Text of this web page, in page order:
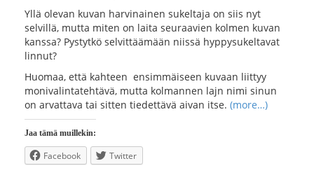
Yllä olevan kuvan harvinainen sukeltaja on siis nyt
selvillä, mutta miten on laita seuraavien kolmen kuvan
kanssa? Pystytkö selvittäämään niissä hyppysukeltavat
linnut?
Huomaa, että kahteen ensimmäiseen kuvaan liittyy
monivalintatehtävä, mutta kolmannen lajn nimi sinun
on arvattava tai sitten tiedettävä aivan itse. (more…)
Jaa tämä muillekin:
Facebook Twitter